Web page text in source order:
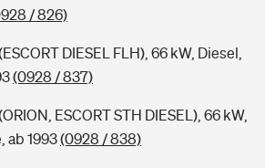
/ 826)
DIESEL FLH), 66 kW, Diesel,
(0928 / 837)
ESCORT STH DIESEL), 66 kW,
ab 1993(0928 / 838)